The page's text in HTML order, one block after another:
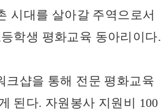
시대를 살아갈 주역으로서
학생 평화교육 동아리이다.
크샵을 통해 전문 평화교육
된다. 자원봉사 지원비 100